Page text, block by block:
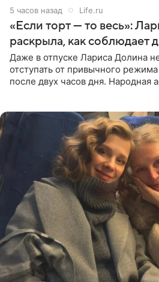
5 часов назад Life.ru
«Если торт — то весь»:
раскрыла, как соблюдает
Даже в отпуске Лариса Долина
отступать от привычного
после двух часов дня. Народная